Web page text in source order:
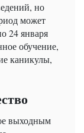
но
может
24 января
обучение,
каникулы,
выходным